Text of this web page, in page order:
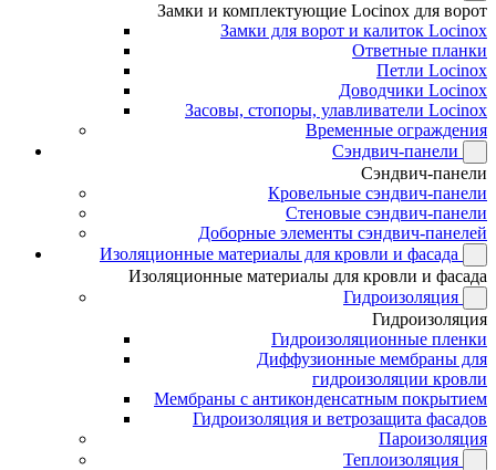
Замки и комплектующие Locinox для ворот
Замки для ворот и калиток Locinox
Ответные планки
Петли Locinox
Доводчики Locinox
Засовы, стопоры, улавливатели Locinox
Временные ограждения
Сэндвич-панели
Сэндвич-панели
Кровельные сэндвич-панели
Стеновые сэндвич-панели
Доборные элементы сэндвич-панелей
Изоляционные материалы для кровли и фасада
Изоляционные материалы для кровли и фасада
Гидроизоляция
Гидроизоляция
Гидроизоляционные пленки
Диффузионные мембраны для
гидроизоляции кровли
Мембраны с антиконденсатным покрытием
Гидроизоляция и ветрозащита фасадов
Пароизоляция
Теплоизоляция